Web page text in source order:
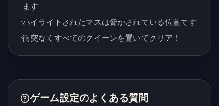
ます
•ハイライトされたマスは脅かされている位置です
•衝突なくすべてのクイーンを置いてクリア！
ゲーム設定のよくある質問